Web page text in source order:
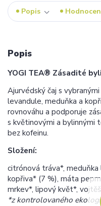
Popis
Popis
YOGI TEA® Zásadité
Ajurvédský čaj s
levandule, meduňka a
rovnováhu a podporuje
s květinovými a bylinnými
bez kofeinu.
Složení:
citrónová tráva*, meduňka
kopřiva* (7 %), máta
mrkev*, lipový květ*,
*z kontrolovaného